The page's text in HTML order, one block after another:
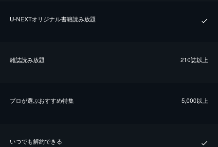
U-NEXTオリジナル書籍読み放題
雑誌読み放題 210誌以上
プロが選ぶおすすめ特集 5,000以上
いつでも解約できる